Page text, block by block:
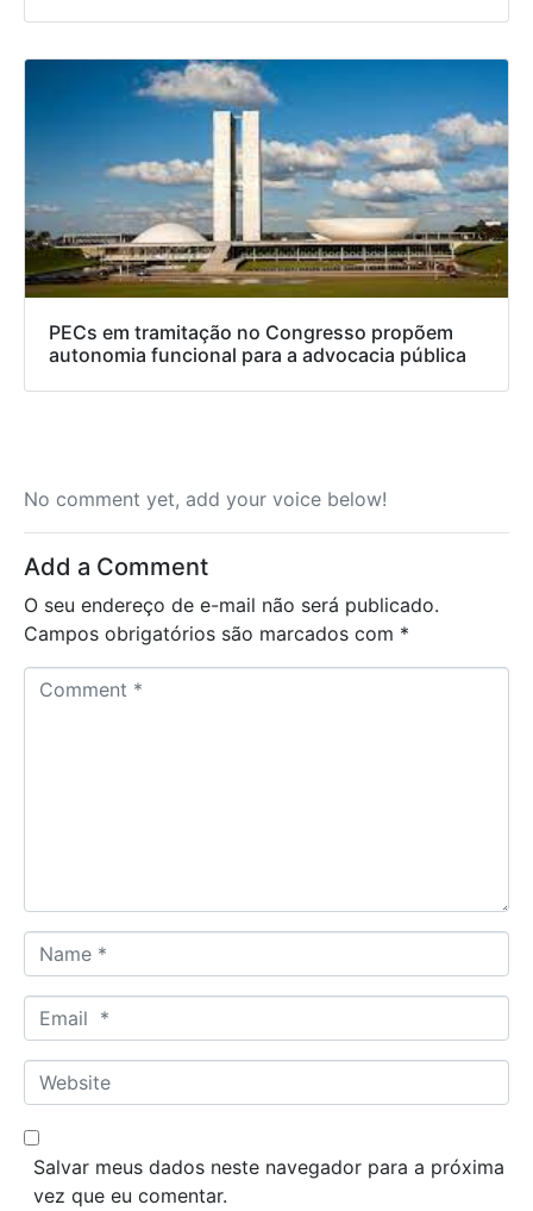
PECs em tramitação no Congresso propõem
autonomia funcional para a advocacia pública
No comment yet, add your voice below!
Add a Comment
O seu endereço de e-mail não será publicado.
Campos obrigatórios são marcados com *
a
m
*
m
a
*
W
e
b
Salvar meus dados neste navegador para a próxima
vez que eu comentar.